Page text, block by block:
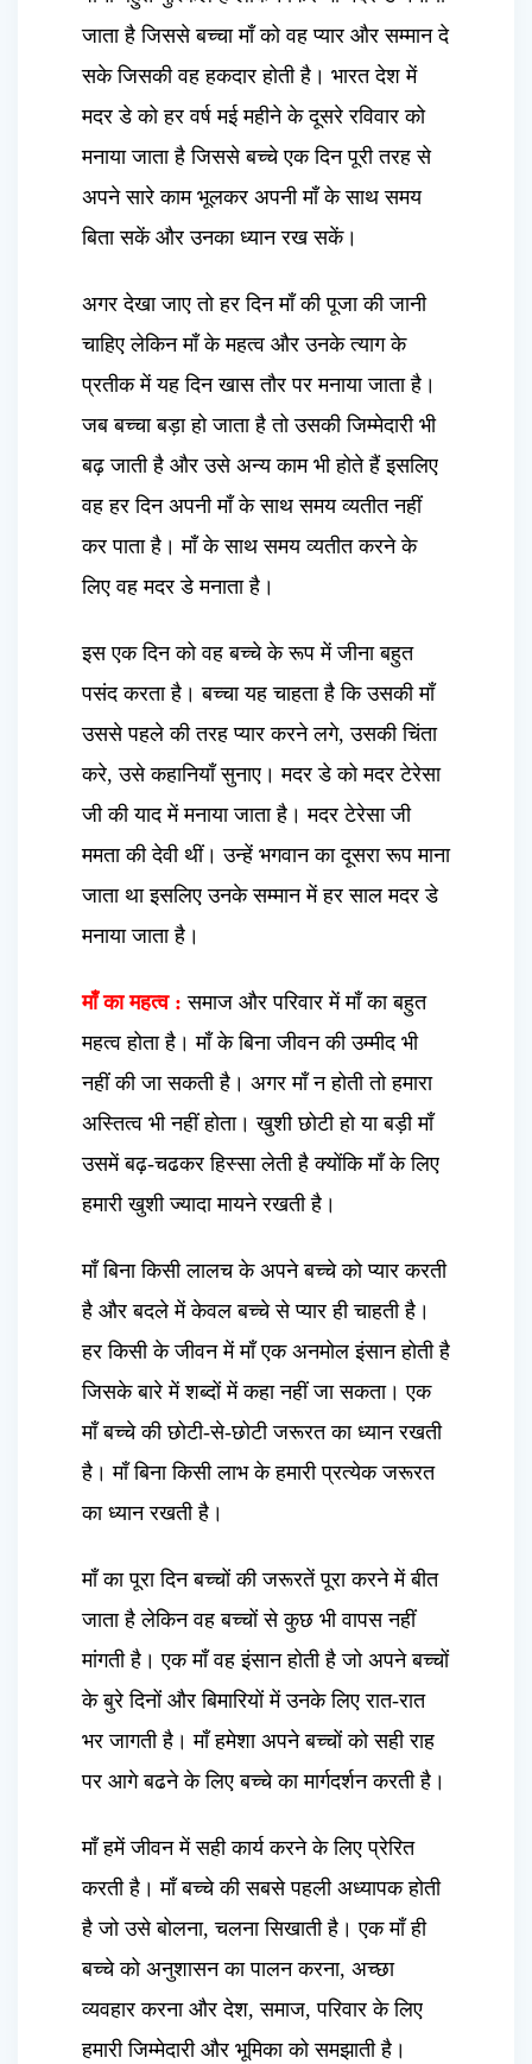
जाता है जिससे बच्चा माँ को वह प्यार और सम्मान दे
सके जिसकी वह हकदार होती है। भारत देश में
मदर डे को हर वर्ष मई महीने के दूसरे रविवार को
मनाया जाता है जिससे बच्चे एक दिन पूरी तरह से
अपने सारे काम भूलकर अपनी माँ के साथ समय
बिता सकें और उनका ध्यान रख सकें।
अगर देखा जाए तो हर दिन माँ की पूजा की जानी
चाहिए लेकिन माँ के महत्व और उनके त्याग के
प्रतीक में यह दिन खास तौर पर मनाया जाता है।
जब बच्चा बड़ा हो जाता है तो उसकी जिम्मेदारी भी
बढ़ जाती है और उसे अन्य काम भी होते हैं इसलिए
वह हर दिन अपनी माँ के साथ समय व्यतीत नहीं
कर पाता है। माँ के साथ समय व्यतीत करने के
लिए वह मदर डे मनाता है।
इस एक दिन को वह बच्चे के रूप में जीना बहुत
पसंद करता है। बच्चा यह चाहता है कि उसकी माँ
उससे पहले की तरह प्यार करने लगे, उसकी चिंता
करे, उसे कहानियाँ सुनाए। मदर डे को मदर टेरेसा
जी की याद में मनाया जाता है। मदर टेरेसा जी
ममता की देवी थीं। उन्हें भगवान का दूसरा रूप माना
जाता था इसलिए उनके सम्मान में हर साल मदर डे
मनाया जाता है।
माँ का महत्व : समाज और परिवार में माँ का बहुत
महत्व होता है। माँ के बिना जीवन की उम्मीद भी
नहीं की जा सकती है। अगर माँ न होती तो हमारा
अस्तित्व भी नहीं होता। खुशी छोटी हो या बड़ी माँ
उसमें बढ़-चढकर हिस्सा लेती है क्योंकि माँ के लिए
हमारी खुशी ज्यादा मायने रखती है।
माँ बिना किसी लालच के अपने बच्चे को प्यार करती
है और बदले में केवल बच्चे से प्यार ही चाहती है।
हर किसी के जीवन में माँ एक अनमोल इंसान होती है
जिसके बारे में शब्दों में कहा नहीं जा सकता। एक
माँ बच्चे की छोटी-से-छोटी जरूरत का ध्यान रखती
है। माँ बिना किसी लाभ के हमारी प्रत्येक जरूरत
का ध्यान रखती है।
माँ का पूरा दिन बच्चों की जरूरतें पूरा करने में बीत
जाता है लेकिन वह बच्चों से कुछ भी वापस नहीं
मांगती है। एक माँ वह इंसान होती है जो अपने बच्चों
के बुरे दिनों और बिमारियों में उनके लिए रात-रात
भर जागती है। माँ हमेशा अपने बच्चों को सही राह
पर आगे बढने के लिए बच्चे का मार्गदर्शन करती है।
माँ हमें जीवन में सही कार्य करने के लिए प्रेरित
करती है। माँ बच्चे की सबसे पहली अध्यापक होती
है जो उसे बोलना, चलना सिखाती है। एक माँ ही
बच्चे को अनुशासन का पालन करना, अच्छा
व्यवहार करना और देश, समाज, परिवार के लिए
हमारी जिम्मेदारी और भूमिका को समझाती है।